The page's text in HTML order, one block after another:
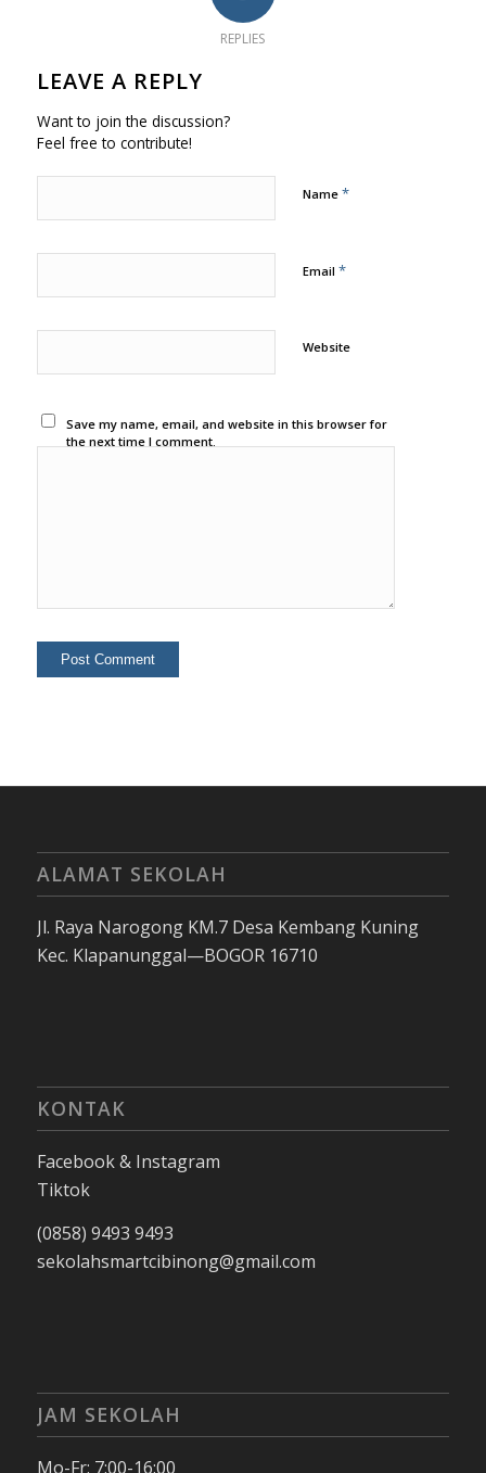
REPLIES
LEAVE A REPLY
Want to join the discussion?
Feel free to contribute!
Name *
Email *
Website
Save my name, email, and website in this browser for
the next time I comment.
ALAMAT SEKOLAH
Jl. Raya Narogong KM.7 Desa Kembang Kuning
Kec. Klapanunggal—BOGOR 16710
KONTAK
Facebook & Instagram
Tiktok
(0858) 9493 9493
sekolahsmartcibinong@gmail.com
JAM SEKOLAH
Mo-Fr: 7:00-16:00